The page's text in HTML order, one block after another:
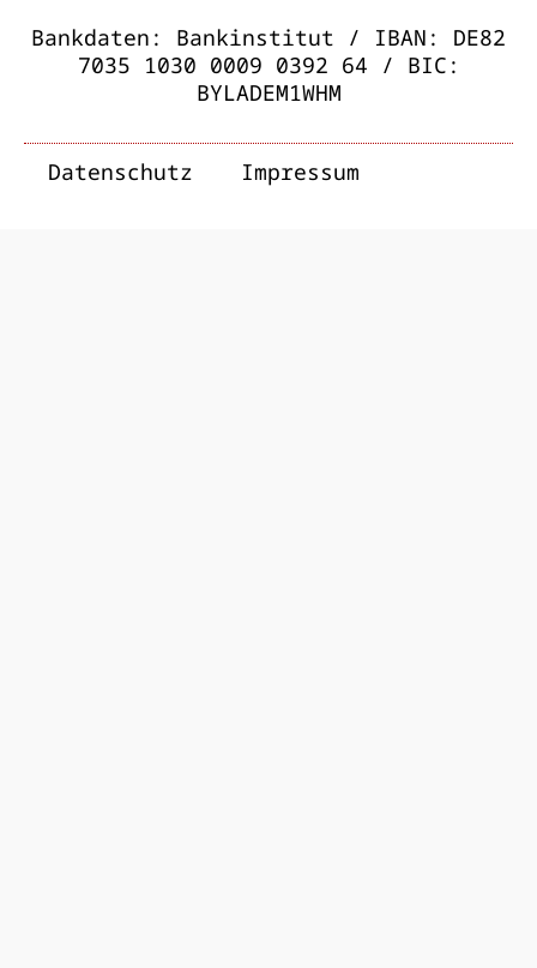
Bankdaten: Bankinstitut / IBAN: DE82
7035 1030 0009 0392 64 / BIC:
BYLADEM1WHM
Datenschutz Impressum